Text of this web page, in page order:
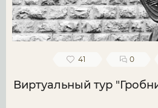
41 0
Виртуальный тур